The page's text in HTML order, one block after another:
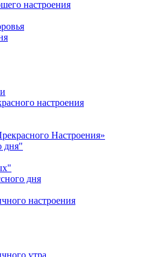
настроения
настроения
Настроения»
дня"
дня
настроения
утра